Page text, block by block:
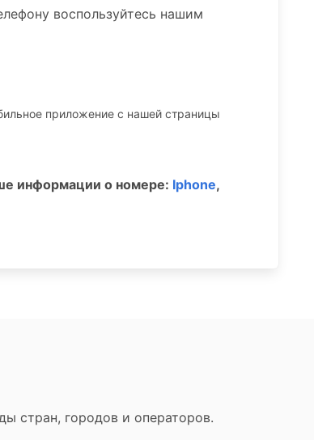
воспользуйтесь нашим
приложение c нашей страницы
информации о номере: Iphone,
стран, городов и операторов.